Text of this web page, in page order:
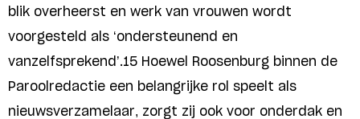
blik overheerst en werk van vrouwen wordt
voorgesteld als ‘ondersteunend en
vanzelfsprekend’.15 Hoewel Roosenburg binnen de
Paroolredactie een belangrijke rol speelt als
nieuwsverzamelaar, zorgt zij ook voor onderdak en